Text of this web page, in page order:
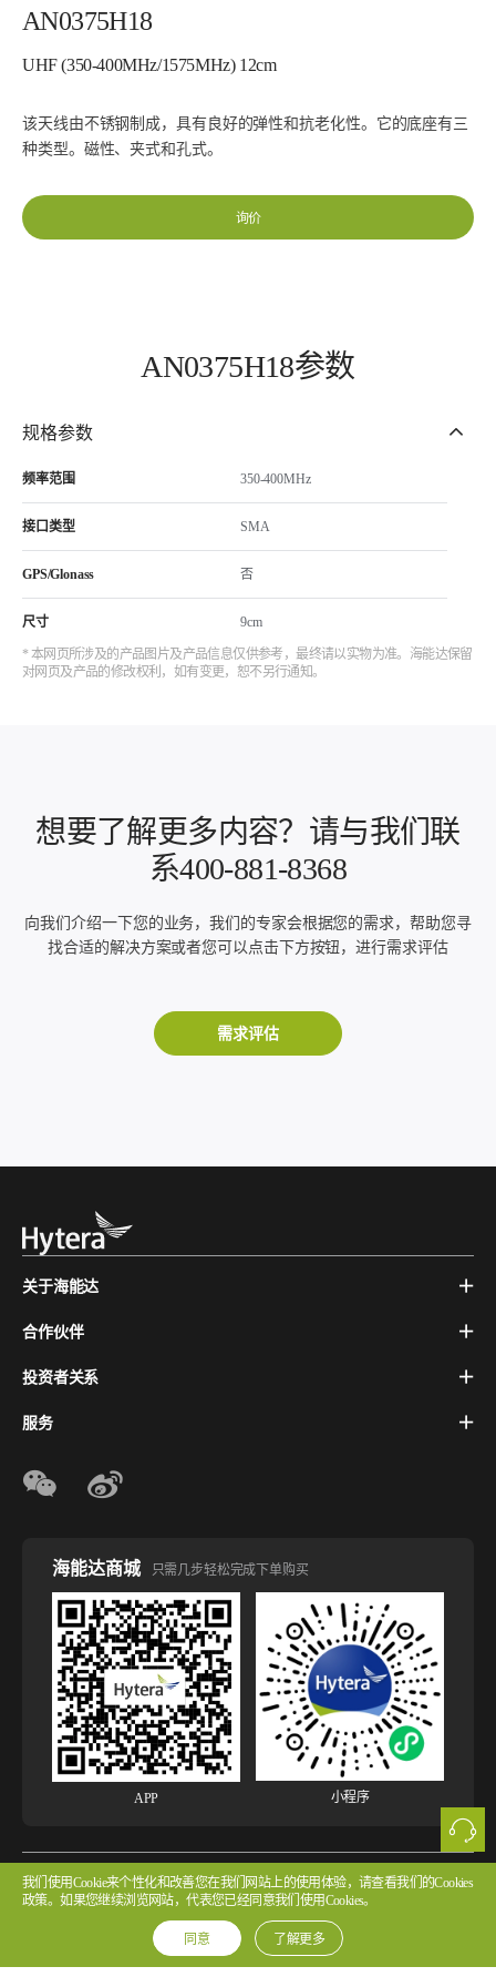
AN0375H18
UHF (350-400MHz/1575MHz) 12cm
该天线由不锈钢制成，具有良好的弹性和抗老化性。它的底座有三
种类型。磁性、夹式和孔式。
询价
AN0375H18参数
规格参数
频率范围 350-400MHz
接口类型 SMA
GPS/Glonass 否
尺寸 9cm
* 本网页所涉及的产品图片及产品信息仅供参考，最终请以实物为准。海能达保留
对网页及产品的修改权利，如有变更，恕不另行通知。
想要了解更多内容？请与我们联
系400-881-8368
向我们介绍一下您的业务，我们的专家会根据您的需求，帮助您寻
找合适的解决方案或者您可以点击下方按钮，进行需求评估
需求评估
关于海能达
合作伙伴
投资者关系
服务
海能达商城 只需几步轻松完成下单购买
APP 小程序
版权所有 © 2026 海能达通信股份有限公司粤ICP备2022107854号 粤公网安备
44030502002314号
网站使用声明 隐私政策 Cookie政策
我们使用Cookie来个性化和改善您在我们网站上的使用体验，请查看我们的Cookies
政策。如果您继续浏览网站，代表您已经同意我们使用Cookies。
同意 了解更多